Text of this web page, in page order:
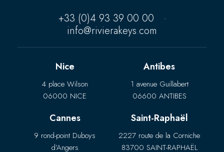
+33 (0)4 93 39 00 00
·
info@rivierakeys.com
Nice
4 place Wilson
06000 NICE
Antibes
1 avenue Guillabert
06600 ANTIBES
Cannes
9 rond-point Duboys
d’Angers
Saint-Raphaël
2227 route de la Corniche
83700 SAINT-RAPHAËL